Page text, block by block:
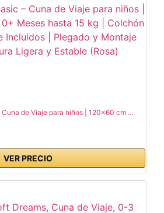
Cuna de Viaje para niños | 120x60 cm ...
VER PRECIO